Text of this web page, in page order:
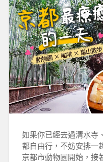
如果你已經去過清水寺
都自由行，不妨安排一
京都市動物園開始，接